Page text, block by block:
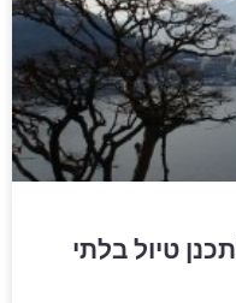
טיול בלתי